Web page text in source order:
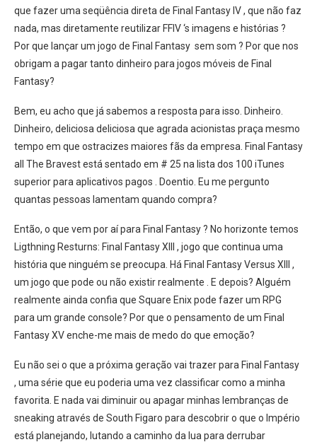
que fazer uma seqüência direta de Final Fantasy IV , que não faz
nada, mas diretamente reutilizar FFIV ‘s imagens e histórias ?
Por que lançar um jogo de Final Fantasy sem som ? Por que nos
obrigam a pagar tanto dinheiro para jogos móveis de Final
Fantasy?
Bem, eu acho que já sabemos a resposta para isso. Dinheiro.
Dinheiro, deliciosa deliciosa que agrada acionistas praça mesmo
tempo em que ostracizes maiores fãs da empresa. Final Fantasy
all The Bravest está sentado em # 25 na lista dos 100 iTunes
superior para aplicativos pagos . Doentio. Eu me pergunto
quantas pessoas lamentam quando compra?
Então, o que vem por aí para Final Fantasy ? No horizonte temos
Ligthning Resturns: Final Fantasy XIII , jogo que continua uma
história que ninguém se preocupa. Há Final Fantasy Versus XIII ,
um jogo que pode ou não existir realmente . E depois? Alguém
realmente ainda confia que Square Enix pode fazer um RPG
para um grande console? Por que o pensamento de um Final
Fantasy XV enche-me mais de medo do que emoção?
Eu não sei o que a próxima geração vai trazer para Final Fantasy
, uma série que eu poderia uma vez classificar como a minha
favorita. E nada vai diminuir ou apagar minhas lembranças de
sneaking através de South Figaro para descobrir o que o Império
está planejando, lutando a caminho da lua para derrubar